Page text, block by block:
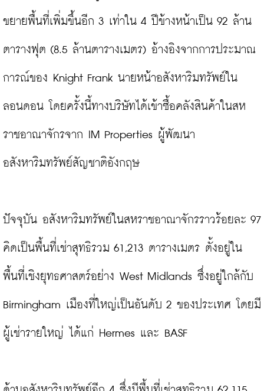
ขยายพื้นที่เพิ่มขึ้นอีก 3 เท่าใน 4 ปีข้างหน้าเป็น 92 ล้าน
ตารางฟุต (8.5 ล้านตารางเมตร) อ้างอิงจากการประมาณ
การณ์ของ Knight Frank นายหน้าอสังหาริมทรัพย์ใน
ลอนดอน โดยครั้งนี้ทางบริษัทได้เข้าซื้อคลังสินค้าในสห
ราชอาณาจักรจาก IM Properties ผู้พัฒนา
อสังหาริมทรัพย์สัญชาติอังกฤษ
ปัจจุบัน อสังหาริมทรัพย์ในสหราชอาณาจักรราวร้อยละ 97
คิดเป็นพื้นที่เช่าสุทธิรวม 61,213 ตารางเมตร ตั้งอยู่ใน
พื้นที่เชิงยุทธศาสตร์อย่าง West Midlands ซึ่งอยู่ใกล้กับ
Birmingham เมืองที่ใหญ่เป็นอันดับ 2 ของประเทศ โดยมี
ผู้เช่ารายใหญ่ ได้แก่ Hermes และ BASF